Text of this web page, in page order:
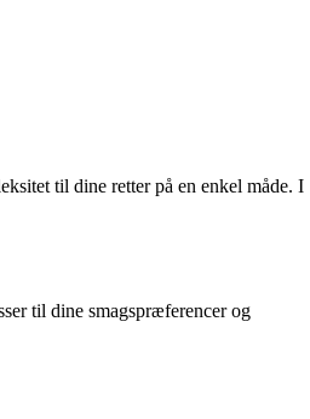
til dine retter på en enkel måde. I
til dine smagspræferencer og